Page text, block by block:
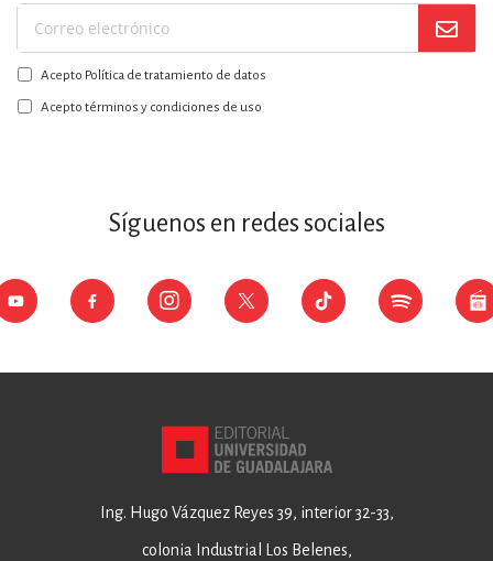
Suscríbase
a
nuestro
boletín:
Acepto Política de tratamiento de datos
Acepto términos y condiciones de uso
Síguenos en redes sociales
Ing. Hugo Vázquez Reyes 39, interior 32-33,
colonia Industrial Los Belenes,